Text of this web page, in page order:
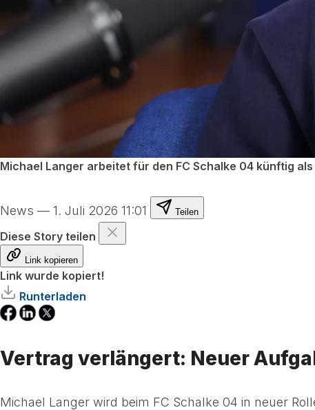
Michael Langer arbeitet für den FC Schalke 04 künftig
News — 1. Juli 2026 11:01 Teilen
Diese Story teilen
Link kopieren
Link wurde kopiert!
Runterladen
Vertrag verlängert: Neuer
Michael Langer wird beim FC Schalke 04 in neuer